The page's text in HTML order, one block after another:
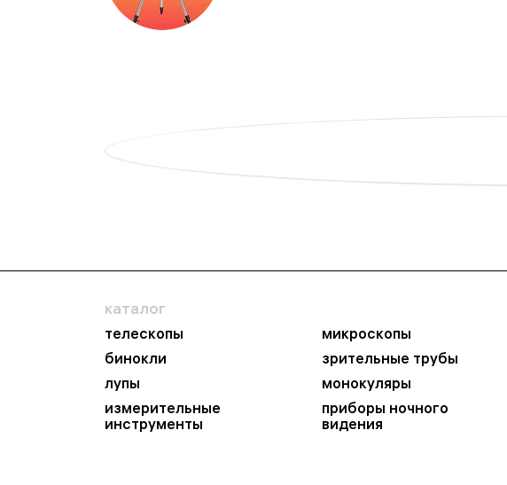
каталог
телескопы
микроскопы
бинокли
зрительные трубы
лупы
монокуляры
измерительные
инструменты
приборы ночного
видения